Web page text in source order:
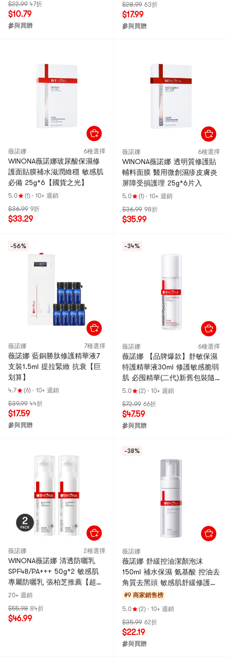
$22.99 47折
$10.79
參與買贈
$28.99 63折
$17.99
參與買贈
薇諾娜 6種選擇
WINONA薇諾娜玻尿酸保濕修
護面貼膜補水滋潤維穩 敏感肌
必備 25g*6【國貨之光】
5.0 (1) · 10+ 週銷
$36.99 9折
$33.29
薇諾娜 6種選擇
WINONA薇諾娜 透明質修護貼
輔料面膜 醫用微創濕疹皮膚炎
屏障受損護理 25g*6片入
5.0 (1) · 10+ 週銷
$36.99 98折
$35.99
-56%
薇諾娜 7種選擇
薇諾娜 藍銅勝肽修護精華液7
支裝1.5ml 提拉緊緻 抗衰【巨
划算】
4.7 (6) · 10+ 週銷
$39.99 44折
$17.59
參與買贈
-34%
薇諾娜 6種選擇
薇諾娜 【品牌爆款】舒敏保濕
特護精華液30ml 修護敏感脆弱
肌 必囤精華(二代)新舊包裝隨
機發貨
5.0 (2) · 10+ 週銷
$72.99 66折
$47.59
參與買贈
薇諾娜 2種選擇
WINONA薇諾娜 清透防曬乳
SPF48/PA+++ 50g*2 敏感肌
專屬防曬乳 張柏芝推薦【超值
裝】【國貨之光】新舊版隨機
20+ 週銷
$55.98 84折
$46.99
-38%
薇諾娜
薇諾娜 舒緩控油潔顏泡沫
150ml 補水保濕 氨基酸 控油去
角質去黑頭 敏感肌舒緩修護屏
障滋潤新老包裝隨機發貨
#9 商家銷售榜
5.0
(2) · 10+ 週銷
$35.99 62折
$22.19
參與買贈